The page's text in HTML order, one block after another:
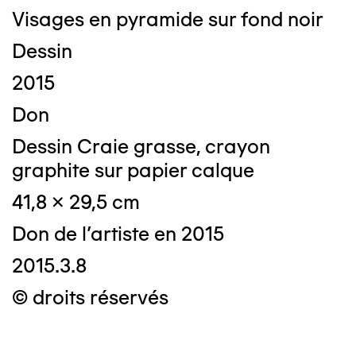
Visages en pyramide sur fond noir
Dessin
2015
Don
Dessin Craie grasse, crayon
graphite sur papier calque
41,8 x 29,5 cm
Don de l'artiste en 2015
2015.3.8
© droits réservés